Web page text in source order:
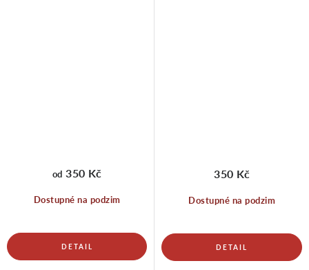
Dostupné na podzim
od 350 Kč
Dostupné na podzim
350 Kč